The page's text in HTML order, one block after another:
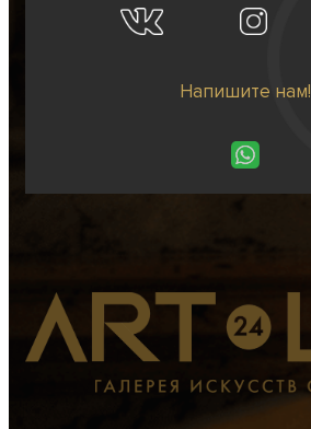
Напишите нам!